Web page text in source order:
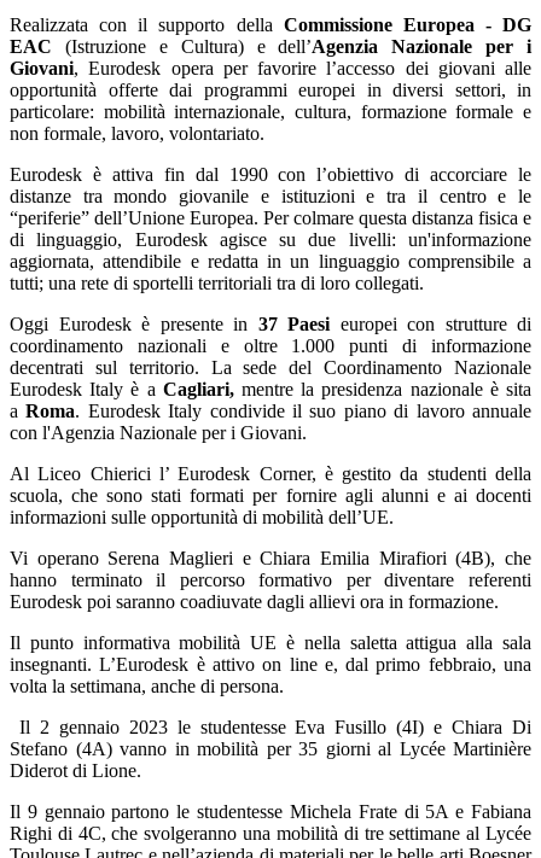
Realizzata con il supporto della Commissione Europea - DG
EAC (Istruzione e Cultura) e dell’Agenzia Nazionale per i
Giovani, Eurodesk opera per favorire l’accesso dei giovani alle
opportunità offerte dai programmi europei in diversi settori, in
particolare: mobilità internazionale, cultura, formazione formale e
non formale, lavoro, volontariato.
Eurodesk è attiva fin dal 1990 con l’obiettivo di accorciare le
distanze tra mondo giovanile e istituzioni e tra il centro e le
“periferie” dell’Unione Europea. Per colmare questa distanza fisica e
di linguaggio, Eurodesk agisce su due livelli: un'informazione
aggiornata, attendibile e redatta in un linguaggio comprensibile a
tutti; una rete di sportelli territoriali tra di loro collegati.
Oggi Eurodesk è presente in 37 Paesi europei con strutture di
coordinamento nazionali e oltre 1.000 punti di informazione
decentrati sul territorio. La sede del Coordinamento Nazionale
Eurodesk Italy è a Cagliari,mentre la presidenza nazionale è sita
aRoma. Eurodesk Italy condivide il suo piano di lavoro annuale
con l'Agenzia Nazionale per i Giovani.
Al Liceo Chierici l’ Eurodesk Corner, è gestito da studenti della
scuola, che sono stati formati per fornire agli alunni e ai docenti
informazioni sulle opportunità di mobilità dell’UE.
Vi operano Serena Maglieri e Chiara Emilia Mirafiori (4B), che
hanno terminato il percorso formativo per diventare referenti
Eurodesk poi saranno coadiuvate dagli allievi ora in formazione.
Il punto informativa mobilità UE è nella saletta attigua alla sala
insegnanti. L’Eurodesk è attivo on line e, dal primo febbraio, una
volta la settimana, anche di persona.
Il 2 gennaio 2023 le studentesse Eva Fusillo (4I) e Chiara Di
Stefano (4A) vanno in mobilità per 35 giorni al Lycée Martinière
Diderot di Lione.
Il 9 gennaio partono le studentesse Michela Frate di 5A e Fabiana
Righi di 4C, che svolgeranno una mobilità di tre settimane al Lycée